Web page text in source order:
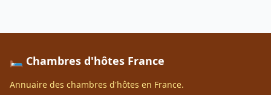
🛏️ Chambres d'hôtes France
Annuaire des chambres d'hôtes en France.